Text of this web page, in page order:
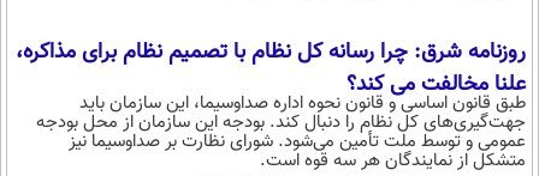
سیاسی
اقتصادی
خودرو
جامعه
اجتماعی
ورزشی
روزنامه شرق: چرا رسانه کل نظام با تصمیم نظام برای مذاکره،
علنا مخالفت می کند؟
طبق قانون اساسی و قانون نحوه اداره صداوسیما، این سازمان باید
جهت‌گیری‌های کل نظام را دنبال کند. بودجه این سازمان از محل بودجه
عمومی و توسط ملت تأمین می‌شود. شورای نظارت بر صداوسیما نیز
متشکل از نمایندگان هر سه قوه است.